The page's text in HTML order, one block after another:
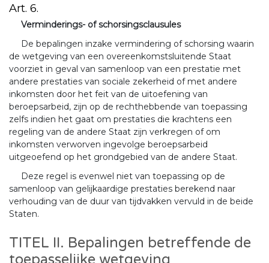
Art. 6.
Verminderings- of schorsingsclausules
De bepalingen inzake vermindering of schorsing waarin
de wetgeving van een overeenkomstsluitende Staat
voorziet in geval van samenloop van een prestatie met
andere prestaties van sociale zekerheid of met andere
inkomsten door het feit van de uitoefening van
beroepsarbeid, zijn op de rechthebbende van toepassing
zelfs indien het gaat om prestaties die krachtens een
regeling van de andere Staat zijn verkregen of om
inkomsten verworven ingevolge beroepsarbeid
uitgeoefend op het grondgebied van de andere Staat.
Deze regel is evenwel niet van toepassing op de
samenloop van gelijkaardige prestaties berekend naar
verhouding van de duur van tijdvakken vervuld in de beide
Staten.
TITEL II. Bepalingen betreffende de